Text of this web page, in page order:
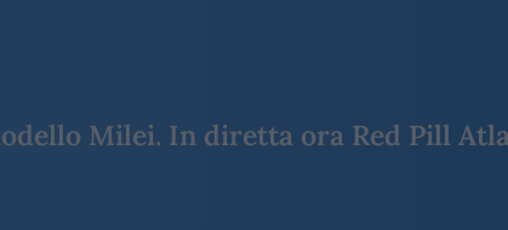
Milei. In diretta ora Red Pill